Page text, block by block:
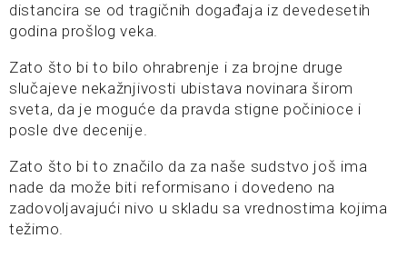
distancira se od tragičnih događaja iz devedesetih
godina prošlog veka.
Zato što bi to bilo ohrabrenje i za brojne druge
slučajeve nekažnjivosti ubistava novinara širom
sveta, da je moguće da pravda stigne počinioce i
posle dve decenije.
Zato što bi to značilo da za naše sudstvo još ima
nade da može biti reformisano i dovedeno na
zadovoljavajući nivo u skladu sa vrednostima kojima
težimo.